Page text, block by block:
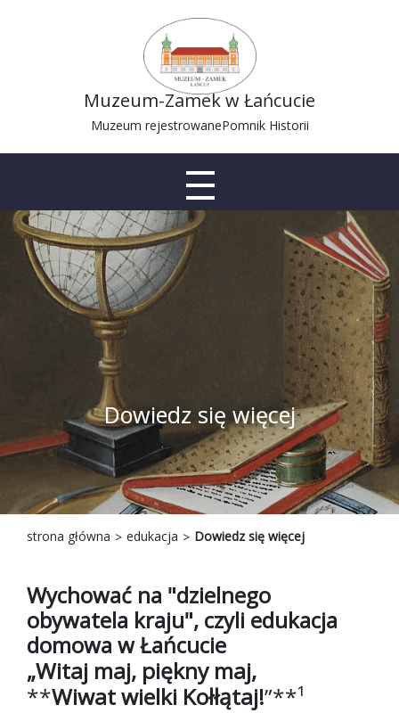
Muzeum-Zamek w Łańcucie
Muzeum rejestrowanePomnik Historii
Dowiedz się więcej
strona główna edukacja Dowiedz się więcej
Wychować na "dzielnego
obywatela kraju", czyli edukacja
domowa w Łańcucie
„Witaj maj, piękny maj,
**Wiwat wielki Kołłątaj!”**¹